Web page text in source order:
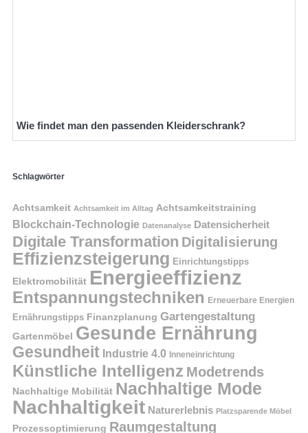
Wie findet man den passenden Kleiderschrank?
Schlagwörter
Achtsamkeit Achtsamkeit im Alltag Achtsamkeitstraining
Blockchain-Technologie Datenanalyse Datensicherheit
Digitale Transformation Digitalisierung
Effizienzsteigerung Einrichtungstipps
Elektromobilität Energieeffizienz
Entspannungstechniken Erneuerbare Energien
Ernährungstipps Finanzplanung Gartengestaltung
Gartenmöbel Gesunde Ernährung
Gesundheit Industrie 4.0 Inneneinrichtung
Künstliche Intelligenz Modetrends
Nachhaltige Mobilität Nachhaltige Mode
Nachhaltigkeit Naturerlebnis Platzsparende Möbel
Prozessoptimierung Raumgestaltung